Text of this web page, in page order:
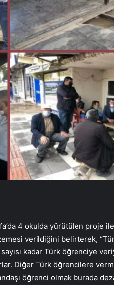
4 okulda yürütülen proje
verildiğini belirterek,
kadar Türk öğrenciye
Diğer Türk öğrencilere
öğrenci olmak burada